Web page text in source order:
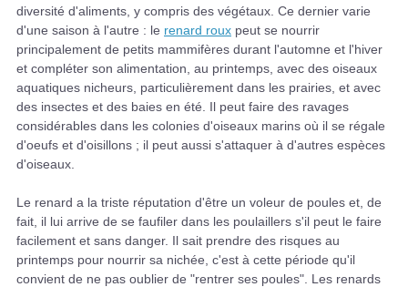
diversité d'aliments, y compris des végétaux. Ce dernier varie
d'une saison à l'autre : le renard roux peut se nourrir
principalement de petits mammifères durant l'automne et l'hiver
et compléter son alimentation, au printemps, avec des oiseaux
aquatiques nicheurs, particulièrement dans les prairies, et avec
des insectes et des baies en été. Il peut faire des ravages
considérables dans les colonies d'oiseaux marins où il se régale
d'oeufs et d'oisillons ; il peut aussi s'attaquer à d'autres espèces
d'oiseaux.
Le renard a la triste réputation d'être un voleur de poules et, de
fait, il lui arrive de se faufiler dans les poulaillers s'il peut le faire
facilement et sans danger. Il sait prendre des risques au
printemps pour nourrir sa nichée, c'est à cette période qu'il
convient de ne pas oublier de "rentrer ses poules". Les renards